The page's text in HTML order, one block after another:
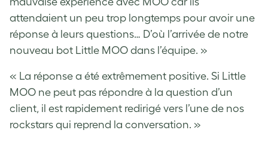
attendaient un peu trop longtemps pour avoir une
réponse à leurs questions… D’où l’arrivée de notre
nouveau bot Little MOO dans l’équipe. »
« La réponse a été extrêmement positive. Si Little
MOO ne peut pas répondre à la question d’un
client, il est rapidement redirigé vers l’une de nos
rockstars qui reprend la conversation. »